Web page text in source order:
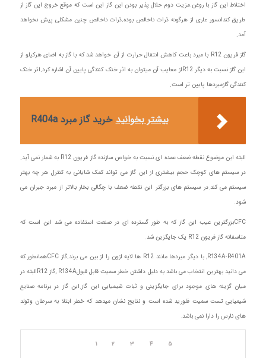
اختلاط این گاز با روغن.مزیت دوم حلال پذیر بودن این گاز این است که موقع خروج این گاز از
طریق کندانسور عاری از هرگونه ذرات ناخالص بوده.ذرات ناخالص چنین مشکلی پیش نخواهد
آمد.
گاز فریون R12 با مبرد باعث کاهش انتقال حرارت از آن خواهد شد که با گاز به اضای هرکیلو از
این گاز نسبت به دیگر R12از معایب آن میتوان به اثر خنک کنندگی پایین آن اشاره کرد.اثر خنک
کنندگی گازمبردها پایین تر است.
بیشتر بخوانید خرید گاز مبرد R404a
البته این موضوع نقطه ضعف عمده ای نسبت به خواص سازنده گاز فریون R12 به شمار نمی آید.
در سیستم های کوچک حجم بیشتری از این گاز می تواند کمک شایانی به کنترل هر چه بهتر
سیستم می کند.در سیستم های بزرگتر این نقطه ضعف با چگالی بخار بالاتر از مبرد جبران می
شود.
CFCبزرگترین عیب این گاز که به طور گسترده ای در صنعت استفاده می شد این است که
متاسفانه گاز فریون R12 یک جایگزین شد.
R134A-R401A, با دیگر مبردها مانند R12 ها لایه ازون را از بین می برند.گاز CFCهمانطور که
می دانید بهترین انتخاب می باشد به دلیل داشتن خطر سمیت قابل قبولR134A ,گاز R12البته در
میان گزینه های موجود برای جایگزینی و ثبات شیمیایی این گاز.این گاز در برنامه صنایع
شیمیایی تست سمیت فلورید شده است و نتایج نشان میدهد که خطر ابتلا به سرطان وتولد
های نارس را دارا نمی باشد.
۱ ۲ ۳ ۴ ۵